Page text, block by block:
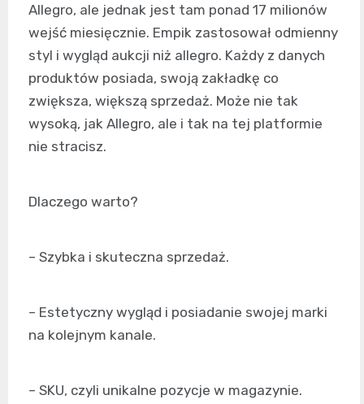
Allegro, ale jednak jest tam ponad 17 milionów
wejść miesięcznie. Empik zastosował odmienny
styl i wygląd aukcji niż allegro. Każdy z danych
produktów posiada, swoją zakładkę co
zwiększa, większą sprzedaż. Może nie tak
wysoką, jak Allegro, ale i tak na tej platformie
nie stracisz.
Dlaczego warto?
– Szybka i skuteczna sprzedaż.
– Estetyczny wygląd i posiadanie swojej marki
na kolejnym kanale.
– SKU, czyli unikalne pozycje w magazynie.